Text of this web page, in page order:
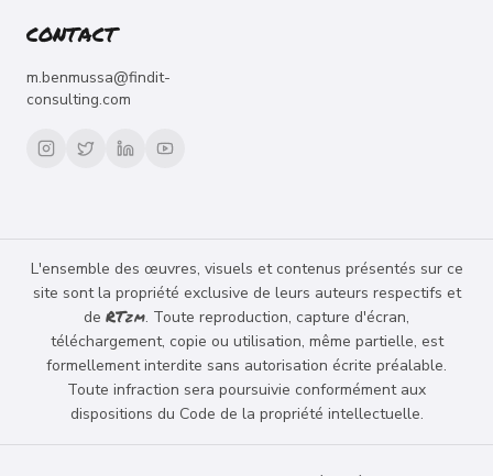
CONTACT
m.benmussa@findit-
consulting.com
L'ensemble des œuvres, visuels et contenus présentés sur ce
site sont la propriété exclusive de leurs auteurs respectifs et
de RTZM. Toute reproduction, capture d'écran,
téléchargement, copie ou utilisation, même partielle, est
formellement interdite sans autorisation écrite préalable.
Toute infraction sera poursuivie conformément aux
dispositions du Code de la propriété intellectuelle.